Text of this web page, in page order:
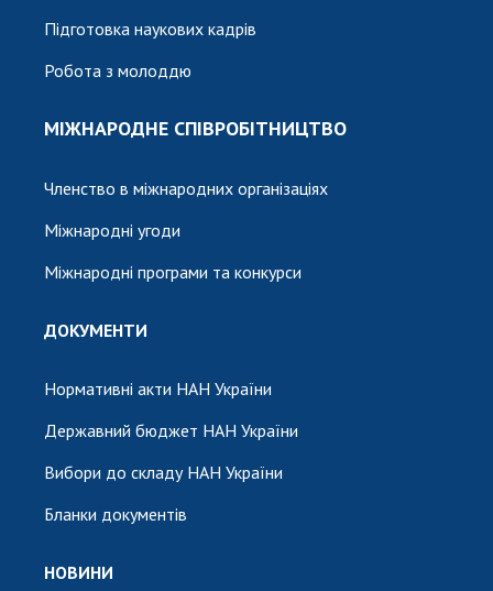
Підготовка наукових кадрів
Робота з молоддю
МІЖНАРОДНЕ СПІВРОБІТНИЦТВО
Членство в міжнародних організаціях
Міжнародні угоди
Міжнародні програми та конкурси
ДОКУМЕНТИ
Нормативні акти НАН України
Державний бюджет НАН України
Вибори до складу НАН України
Бланки документів
НОВИНИ